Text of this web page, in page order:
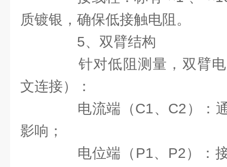
质镀银，确保低接触电阻。
5、双臂结构
针对低阻测量，双臂电
文连接）：
电流端（C1、C2）：通
影响；
电位端（P1、P2）：接